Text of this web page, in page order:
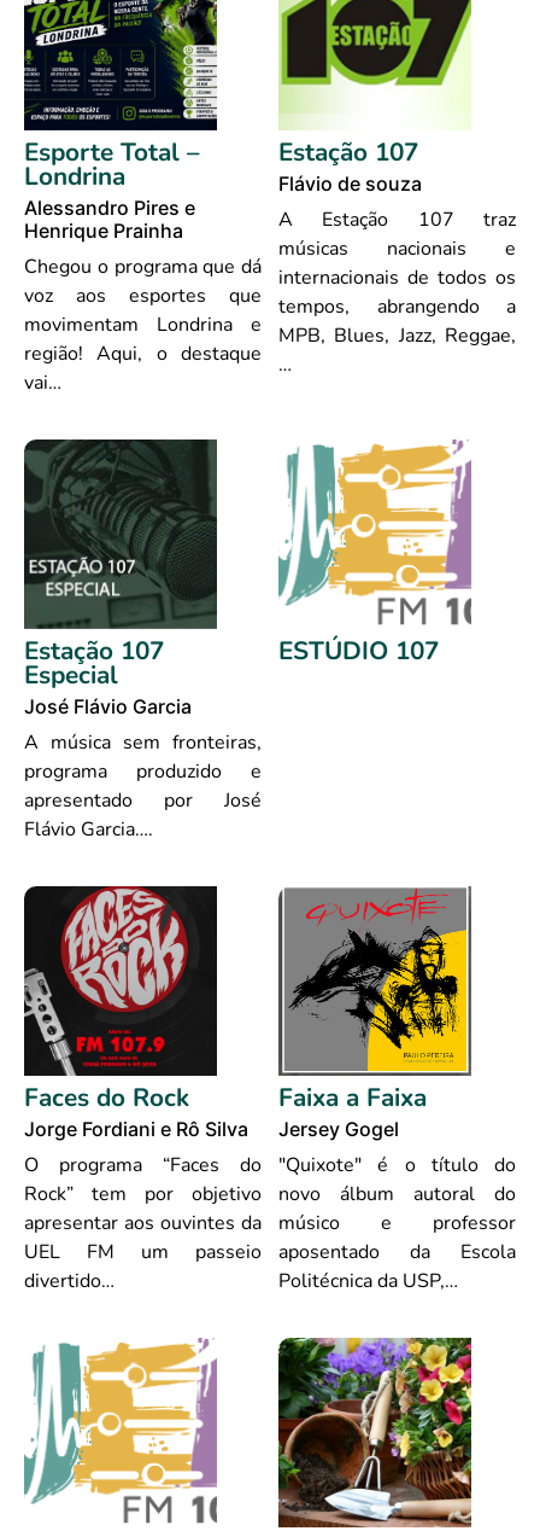
Esporte Total –
Londrina
Alessandro Pires e
Henrique Prainha
Chegou o programa que dá
voz aos esportes que
movimentam Londrina e
região! Aqui, o destaque
vai…
Estação 107
Flávio de souza
A Estação 107 traz
músicas nacionais e
internacionais de todos os
tempos, abrangendo a
MPB, Blues, Jazz, Reggae,
…
Estação 107
Especial
José Flávio Garcia
A música sem fronteiras,
programa produzido e
apresentado por José
Flávio Garcia….
ESTÚDIO 107
Faces do Rock
Jorge Fordiani e Rô Silva
O programa “Faces do
Rock” tem por objetivo
apresentar aos ouvintes da
UEL FM um passeio
divertido…
Faixa a Faixa
Jersey Gogel
"Quixote" é o título do
novo álbum autoral do
músico e professor
aposentado da Escola
Politécnica da USP,…